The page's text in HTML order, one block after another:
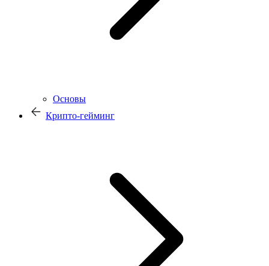
Основы
Крипто-гейминг